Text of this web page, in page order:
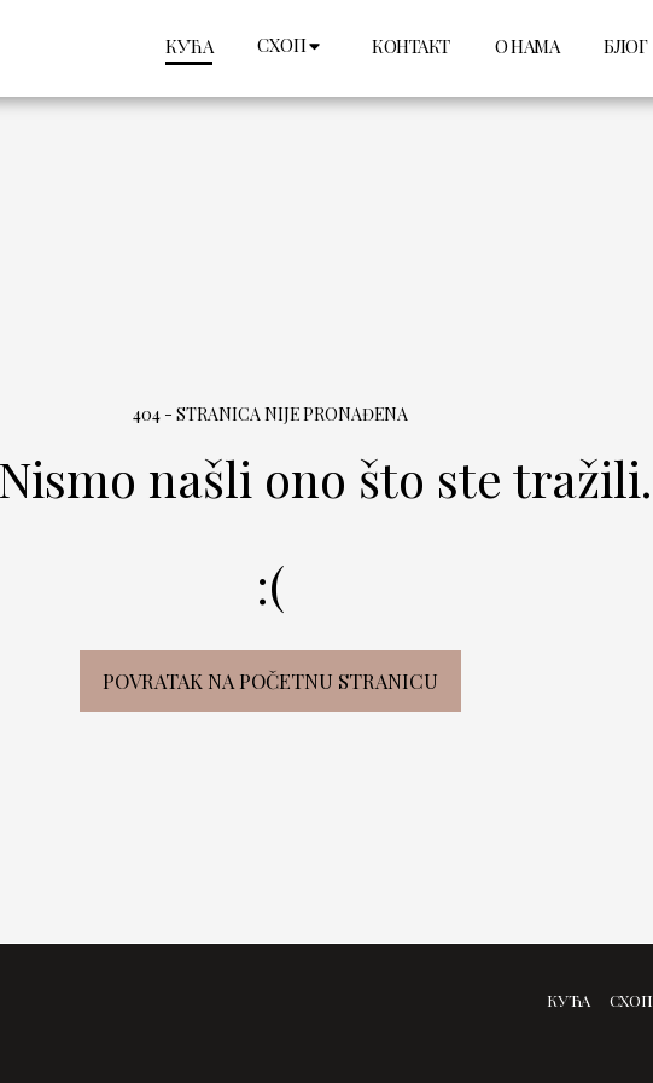
КУЋА СХОП КОНТАКТ О НАМА БЛОГ
404 - STRANICA NIJE PRONAĐENA
našli ono što ste tražili.
:(
POVRATAK NA POČETNU STRANICU
КУЋА СХОП